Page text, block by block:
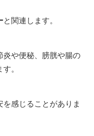
と関連します。
炎や便秘、膀胱や腸の
。
感じることがありま